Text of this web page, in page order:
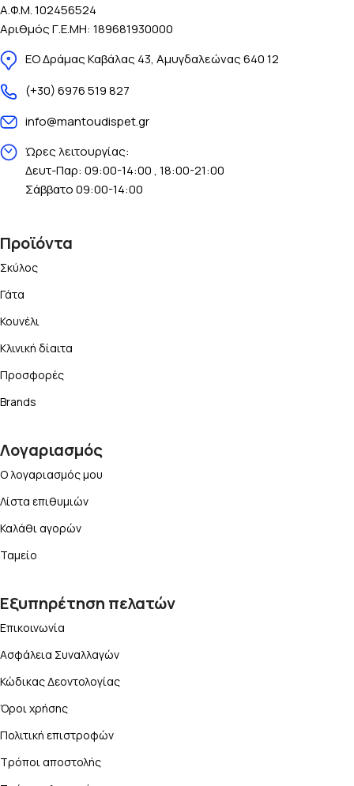
Α.Φ.Μ. 102456524
Αριθμός Γ.Ε.ΜΗ: 189681930000
ΕΟ Δράμας Καβάλας 43, Αμυγδαλεώνας 640 12
(+30) 6976 519 827
info@mantoudispet.gr
Ώρες λειτουργίας:
Δευτ-Παρ: 09:00-14:00 , 18:00-21:00
Σάββατο 09:00-14:00
Προϊόντα
Σκύλος
Γάτα
Κουνέλι
Κλινική δίαιτα
Προσφορές
Brands
Λογαριασμός
Ο λογαριασμός μου
Λίστα επιθυμιών
Καλάθι αγορών
Ταμείο
Εξυπηρέτηση πελατών
Επικοινωνία
Ασφάλεια Συναλλαγών
Κώδικας Δεοντολογίας
Όροι χρήσης
Πολιτική επιστροφών
Τρόποι αποστολής